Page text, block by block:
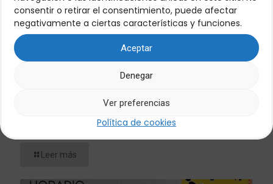
consentir o retirar el consentimiento, puede afectar
negativamente a ciertas características y funciones.
Aceptar
Denegar
Ver preferencias
Política de cookies
TORNEO DE TENIS BELALCÁZAR
Leer más